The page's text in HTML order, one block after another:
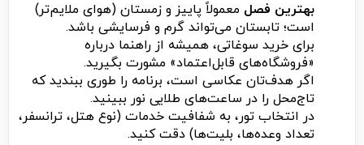
بهترین فصل معمولاً پاییز و زمستان (هوای ملایم‌تر)
است؛ تابستان می‌تواند گرم و فرسایشی باشد.
برای خرید سوغاتی، همیشه از راهنما درباره
«فروشگاه‌های قابل‌اعتماد» مشورت بگیرید.
اگر هدف‌تان عکاسی است، برنامه را طوری ببندید که
تاج‌محل را در ساعت‌های طلایی نور ببینید.
در انتخاب تور، به شفافیت خدمات (نوع هتل، ترانسفر،
تعداد وعده‌ها، بلیت‌ها) دقت کنید.